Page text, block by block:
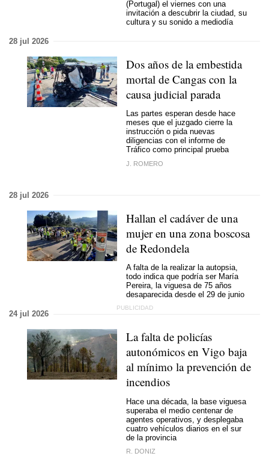
(Portugal) el viernes con una
invitación a descubrir la ciudad, su
cultura y su sonido a mediodía
28 jul 2026
Dos años de la embestida
mortal de Cangas con la
causa judicial parada
Las partes esperan desde hace
meses que el juzgado cierre la
instrucción o pida nuevas
diligencias con el informe de
Tráfico como principal prueba
J. ROMERO
28 jul 2026
Hallan el cadáver de una
mujer en una zona boscosa
de Redondela
A falta de la realizar la autopsia,
todo indica que podría ser María
Pereira, la viguesa de 75 años
desaparecida desde el 29 de junio
24 jul 2026
La falta de policías
autonómicos en Vigo baja
al mínimo la prevención de
incendios
Hace una década, la base viguesa
superaba el medio centenar de
agentes operativos, y desplegaba
cuatro vehículos diarios en el sur
de la provincia
R. DONIZ